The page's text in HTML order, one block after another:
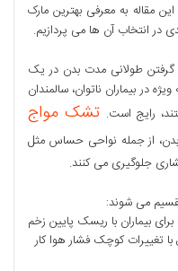
مقاله به معرفی بهترین مارک
انتخاب آن ها می پردازیم.
گرفتن طولانی مدت بدن در یک
در بیماران ناتوان، سالمندان
رایج است. تشک مواج
از جمله نواحی حساس مثل
جلوگیری می کنند.
می شوند:
بیماران با ریسک پایین زخم
تغییرات کوچک فشار هوا کار